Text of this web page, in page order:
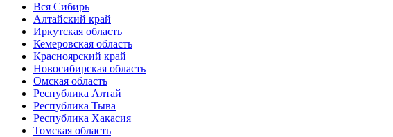
Вся Сибирь
Алтайский край
Иркутская область
Кемеровская область
Красноярский край
Новосибирская область
Омская область
Республика Алтай
Республика Тыва
Республика Хакасия
Томская область